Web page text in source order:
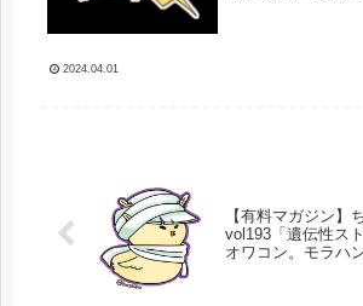
2024.04.01
【有料マガジン】
vol193「遺伝性ス
オワコン。モラハ